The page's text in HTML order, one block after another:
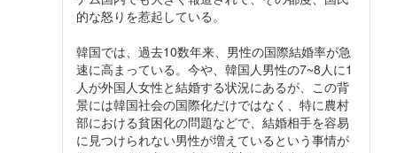
的な怒りを惹起している。
韓国では、過去10数年来、男性の国際結婚率が急
速に高まっている。今や、韓国人男性の7~8人に1
人が外国人女性と結婚する状況にあるが、この背
景には韓国社会の国際化だけではなく、特に農村
部における貧困化の問題などで、結婚相手を容易
に見つけられない男性が増えているという事情が